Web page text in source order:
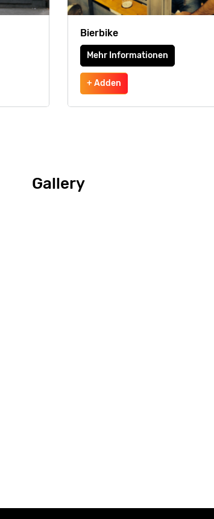
Bierbike
Mehr Informationen
+ Adden
Gallery